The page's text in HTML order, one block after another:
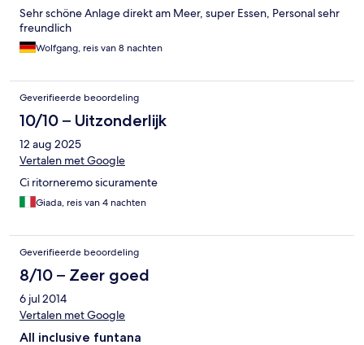
Sehr schöne Anlage direkt am Meer, super Essen, Personal sehr
freundlich
Wolfgang, reis van 8 nachten
Geverifieerde beoordeling
10/10 – Uitzonderlijk
12 aug 2025
Vertalen met Google
Ci ritorneremo sicuramente
Giada, reis van 4 nachten
Geverifieerde beoordeling
8/10 – Zeer goed
6 jul 2014
Vertalen met Google
All inclusive funtana